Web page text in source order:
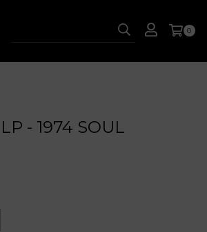
0
- 1974 SOUL